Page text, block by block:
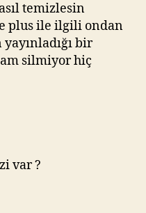
temizlesin
plus ile ilgili ondan
bir
silmiyor hiç
var ?